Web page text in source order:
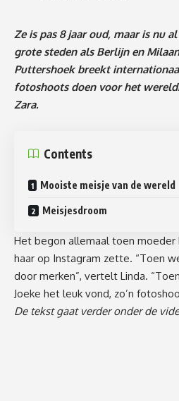
Ze is pas 8 jaar oud, maar is nu
grote steden als Berlijn en
Puttershoek breekt
fotoshoots doen voor het
Zara.
Contents
Mooiste meisje van de wereld
Meisjesdroom
Het begon allemaal toen moeder
haar op Instagram zette. “Toen
door merken”, vertelt Linda.
Joeke het leuk vond, zo’n
De tekst gaat verder onder de